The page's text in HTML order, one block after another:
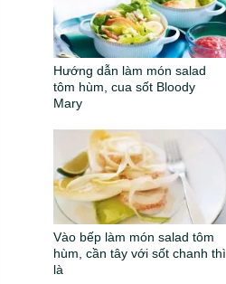
Hướng dẫn làm món salad
tôm hùm, cua sốt Bloody
Mary
Vào bếp làm món salad tôm
hùm, cần tây với sốt chanh thì
là